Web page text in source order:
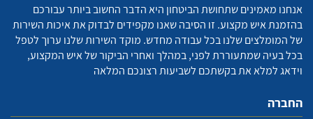
אנחנו מאמינים שתחושת הביטחון היא הדבר החשוב ביותר עבורכם
בהזמנת איש מקצוע. זו הסיבה שאנו מקפידים לבדוק את איכות השירות
של המומלצים שלנו בכל עבודה מחדש. מוקד השירות שלנו ערוך לטפל
בכל בעיה שמתעוררת לפני, במהלך ואחרי הביקור של איש המקצוע,
וידאג למלא את בקשתכם לשביעות רצונכם המלאה
החברה